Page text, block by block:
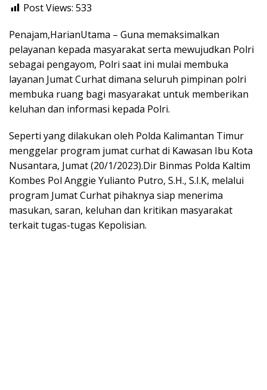
Post Views: 533
Penajam,HarianUtama – Guna memaksimalkan
pelayanan kepada masyarakat serta mewujudkan Polri
sebagai pengayom, Polri saat ini mulai membuka
layanan Jumat Curhat dimana seluruh pimpinan polri
membuka ruang bagi masyarakat untuk memberikan
keluhan dan informasi kepada Polri.
Seperti yang dilakukan oleh Polda Kalimantan Timur
menggelar program jumat curhat di Kawasan Ibu Kota
Nusantara, Jumat (20/1/2023).Dir Binmas Polda Kaltim
Kombes Pol Anggie Yulianto Putro, S.H., S.I.K, melalui
program Jumat Curhat pihaknya siap menerima
masukan, saran, keluhan dan kritikan masyarakat
terkait tugas-tugas Kepolisian.